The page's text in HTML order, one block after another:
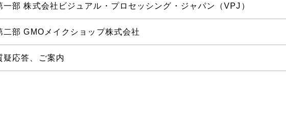
一部 株式会社ビジュアル・プロセッシング・ジャパン（VPJ）
二部 GMOメイクショップ株式会社
疑応答、ご案内